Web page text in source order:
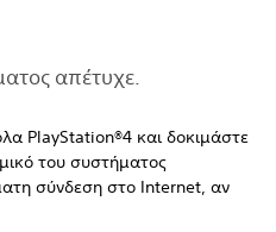
απέτυχε.
PlayStation®4 και δοκιμάστε
του συστήματος
σύνδεση στο Internet, αν